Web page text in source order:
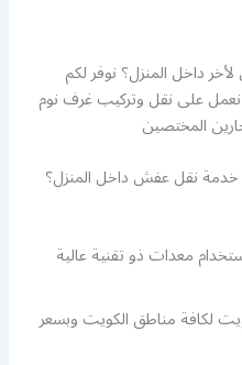
داخل المنزل؟ نوفر لكم
على نقل وتركيب غرف نوم
المختصين
خدمة نقل عفش داخل المنزل؟
معدات ذو تقنية عالية
لكافة مناطق الكويت وبسعر